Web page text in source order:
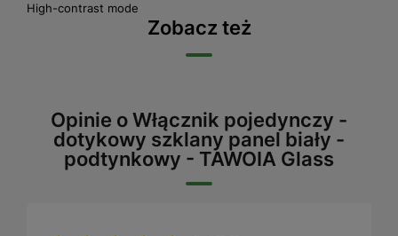
High-contrast mode
Zobacz też
Opinie o Włącznik pojedynczy -
dotykowy szklany panel biały -
podtynkowy - TAWOIA Glass